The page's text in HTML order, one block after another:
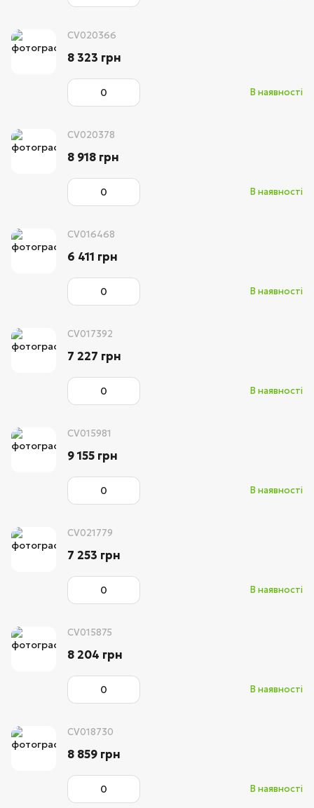
CV020366
В наявності
8 323 грн
CV020378
В наявності
8 918 грн
CV016468
В наявності
6 411 грн
CV017392
В наявності
7 227 грн
CV015981
В наявності
9 155 грн
CV021779
В наявності
7 253 грн
CV015875
В наявності
8 204 грн
CV018730
В наявності
8 859 грн